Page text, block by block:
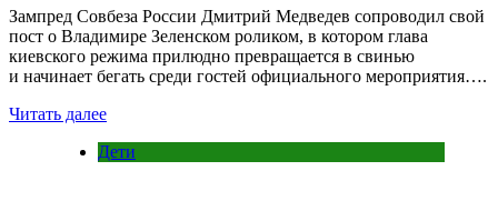
Зампред Совбеза России Дмитрий Медведев сопроводил свой
пост о Владимире Зеленском роликом, в котором глава
киевского режима прилюдно превращается в свинью
и начинает бегать среди гостей официального мероприятия….
Читать далее
Дети